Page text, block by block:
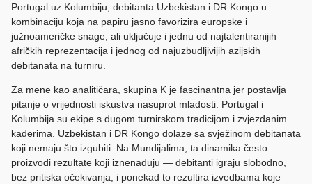
Portugal uz Kolumbiju, debitanta Uzbekistan i DR Kongo u
kombinaciju koja na papiru jasno favorizira europske i
južnoameričke snage, ali uključuje i jednu od najtalentiranijih
afričkih reprezentacija i jednog od najuzbudljivijih azijskih
debitanata na turniru.
Za mene kao analitičara, skupina K je fascinantna jer postavlja
pitanje o vrijednosti iskustva nasuprot mladosti. Portugal i
Kolumbija su ekipe s dugom turnirskom tradicijom i zvjezdanim
kaderima. Uzbekistan i DR Kongo dolaze sa svježinom debitanata
koji nemaju što izgubiti. Na Mundijalima, ta dinamika često
proizvodi rezultate koji iznenađuju — debitanti igraju slobodno,
bez pritiska očekivanja, i ponekad to rezultira izvedbama koje